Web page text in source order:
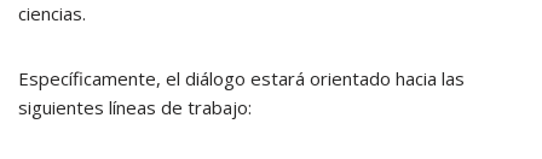
ciencias.
Específicamente, el diálogo estará orientado hacia las
siguientes líneas de trabajo: